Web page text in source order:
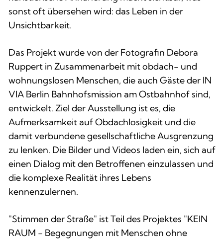
sonst oft übersehen wird: das Leben in der
Unsichtbarkeit.
Das Projekt wurde von der Fotografin Debora
Ruppert in Zusammenarbeit mit obdach- und
wohnungslosen Menschen, die auch Gäste der IN
VIA Berlin Bahnhofsmission am Ostbahnhof sind,
entwickelt. Ziel der Ausstellung ist es, die
Aufmerksamkeit auf Obdachlosigkeit und die
damit verbundene gesellschaftliche Ausgrenzung
zu lenken. Die Bilder und Videos laden ein, sich auf
einen Dialog mit den Betroffenen einzulassen und
die komplexe Realität ihres Lebens
kennenzulernen.
"Stimmen der Straße" ist Teil des Projektes "KEIN
RAUM - Begegnungen mit Menschen ohne